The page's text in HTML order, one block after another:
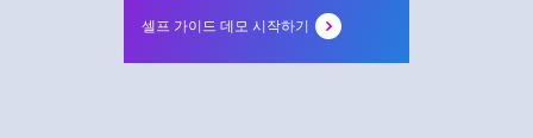
셀프 가이드 데모 시작하기